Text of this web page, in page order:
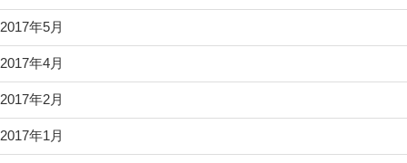
2017年5月
2017年4月
2017年2月
2017年1月